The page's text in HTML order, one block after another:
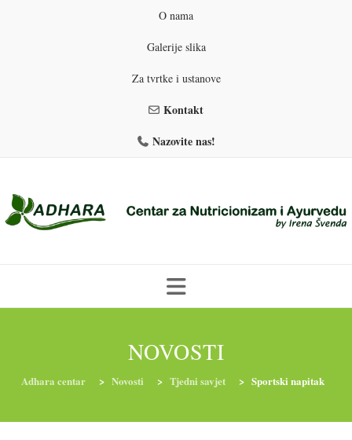
O nama
Galerije slika
Za tvrtke i ustanove
Kontakt
Nazovite nas!
NOVOSTI
Adhara centar > Novosti > Tjedni savjet > Sportski napitak